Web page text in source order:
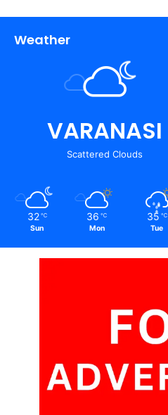
Weather
VARANASI
Scattered Clouds
32 ℃
Sun
36 ℃
Mon
35 ℃
Tue